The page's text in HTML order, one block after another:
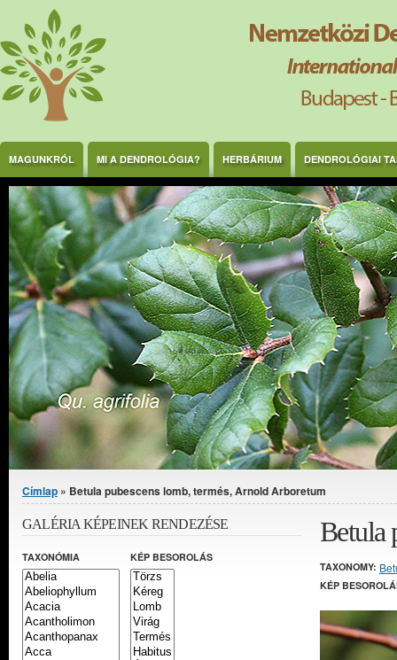
Ugrás a tartalomra
MAGUNKRÓL MI A DENDROLÓGIA? HERBÁRIUM DENDROLÓGIAI
Jelenlegi hely
Címlap » Betula pubescens lomb, termés, Arnold Arboretum
Betula
TAXONOMY:
KÉP
GALÉRIA KÉPEINEK RENDEZÉSE
TAXONÓMIA KÉP BESOROLÁS